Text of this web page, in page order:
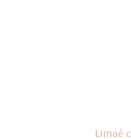
Limaé